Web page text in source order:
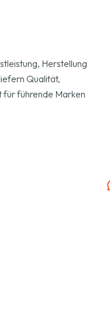
Herstellung
Qualität,
für führende Marken